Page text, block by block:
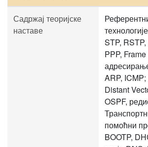
Садржај теоријске
наставе
STP,
PPP,
ARP,
Distant
OSPF,
помоћни
BOOTP,